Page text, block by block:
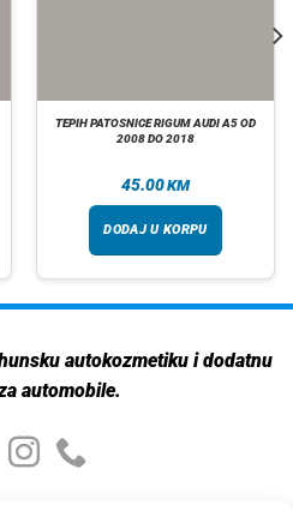
TEPIH PATOSNICE RIGUM AUDI A5 OD
2008 DO 2018
45.00KM
DODAJ U KORPU
autokozmetiku i dodatnu
automobile.